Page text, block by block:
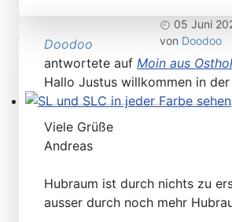
SL und SLC in jeder Farbe sehen
05 Juni
von Doodoo
Doodoo
antwortete auf Moin aus
Hallo Justus willkommen in
Viele Grüße
Andreas
Hubraum ist durch nichts zu
ausser durch noch mehr